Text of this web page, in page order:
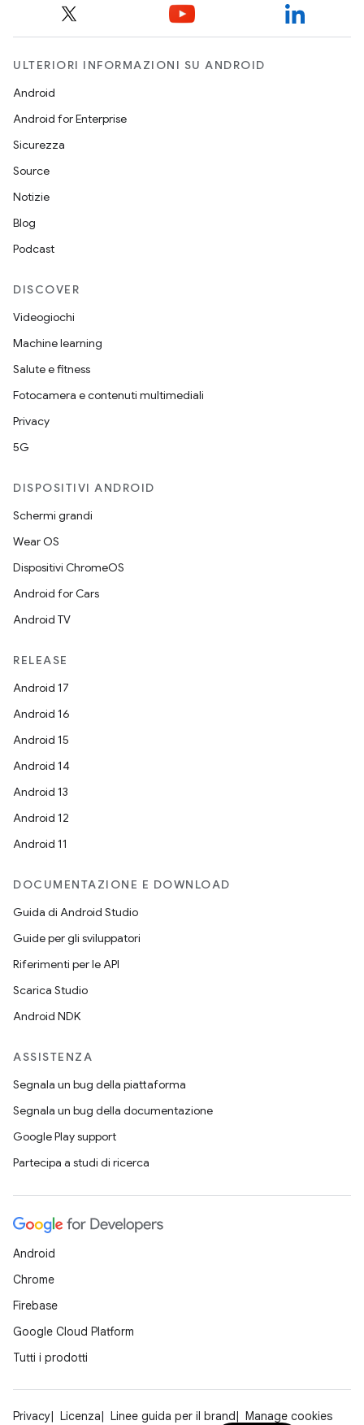
ULTERIORI INFORMAZIONI SU ANDROID
Android
Android for Enterprise
Sicurezza
Source
Notizie
Blog
Podcast
DISCOVER
Videogiochi
Machine learning
Salute e fitness
Fotocamera e contenuti multimediali
Privacy
5G
DISPOSITIVI ANDROID
Schermi grandi
Wear OS
Dispositivi ChromeOS
Android for Cars
Android TV
RELEASE
Android 17
Android 16
Android 15
Android 14
Android 13
Android 12
Android 11
DOCUMENTAZIONE E DOWNLOAD
Guida di Android Studio
Guide per gli sviluppatori
Riferimenti per le API
Scarica Studio
Android NDK
ASSISTENZA
Segnala un bug della piattaforma
Segnala un bug della documentazione
Google Play support
Partecipa a studi di ricerca
Android
Chrome
Firebase
Google Cloud Platform
Tutti i prodotti
Privacy Licenza Linee guida per il brand Manage cookies